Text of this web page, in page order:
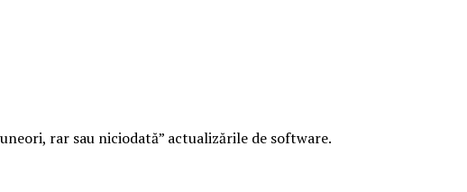
rar sau niciodată” actualizările de software.